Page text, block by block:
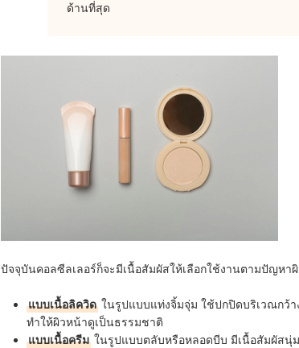
ด้านที่สุด
ปัจจุบันคอลซีลเลอร์ก็จะมีเนื้อสัมผัสให้เลือกใช้งานตามปัญหา
แบบเนื้อลิควิด ในรูปแบบแท่งจิ้มจุ่ม ใช้ปกปิดบริเวณกว้
ทำให้ผิวหน้าดูเป็นธรรมชาติ
แบบเนื้อครีม ในรูปแบบตลับหรือหลอดบีบ มีเนื้อสัมผัสนุ่